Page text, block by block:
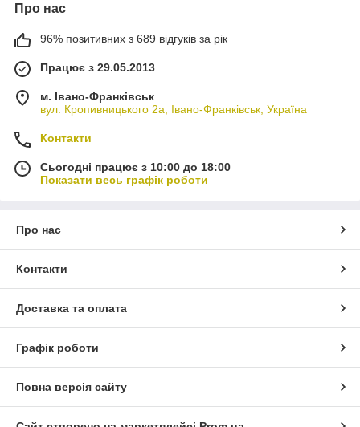
Про нас
96% позитивних з 689 відгуків за рік
Працює з 29.05.2013
м. Івано-Франківськ
вул. Кропивницького 2а, Івано-Франківськ, Україна
Контакти
Сьогодні працює з 10:00 до 18:00
Показати весь графік роботи
Про нас
Контакти
Доставка та оплата
Графік роботи
Повна версія сайту